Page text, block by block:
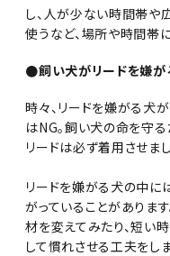
し、人が少ない時間帯や
使うなど、場所や時間帯
●飼い犬がリードを嫌が
時々、リードを嫌がる犬
はNG。飼い犬の命を守
リードは必ず着用させまし
リードを嫌がる犬の中に
がっていることがありま
材を変えてみたり、短い
して慣れさせる工夫をしま